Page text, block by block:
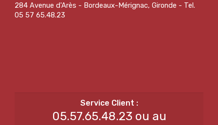
284 Avenue d'Arès - Bordeaux-Mérignac, Gironde - Tel.
05 57 65.48.23
05.57.65.48.23 ou au